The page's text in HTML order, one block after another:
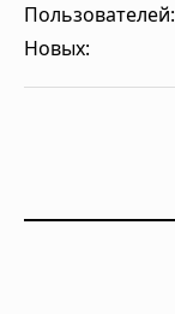
Пользователей:
Новых: